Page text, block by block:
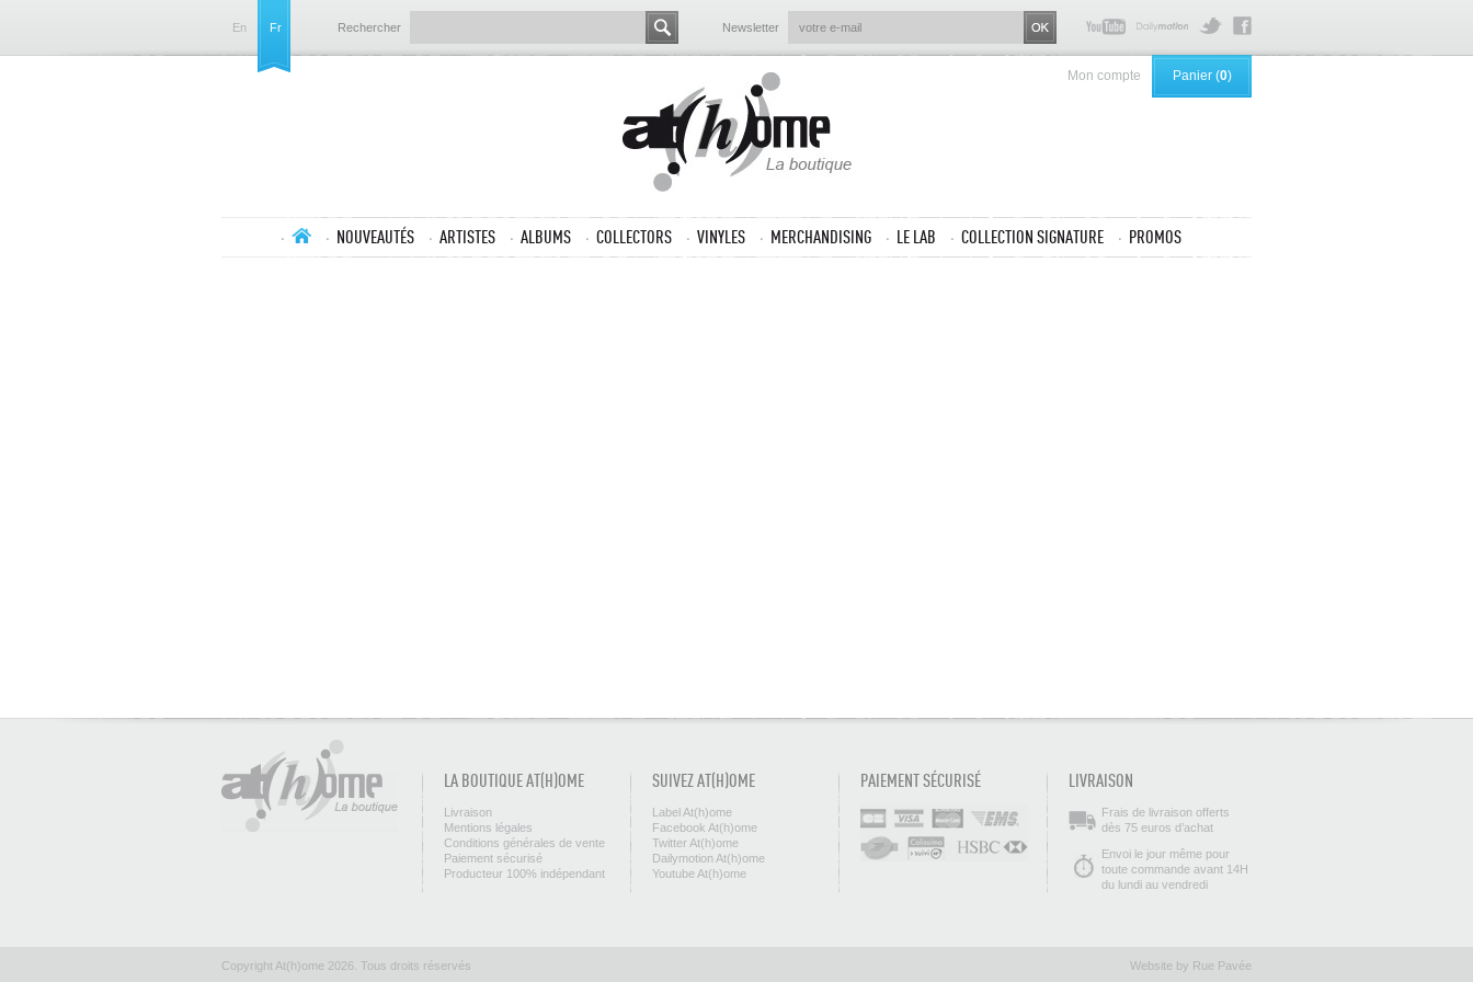
En Fr Rechercher Newsletter
Mon compte Panier (0)
NOUVEAUTÉS ARTISTES ALBUMS COLLECTORS VINYLES MERCHANDISING LE LAB COLLECTION SIGNATURE PROMOS
LA BOUTIQUE AT(H)OME
Livraison
Mentions légales
Conditions générales de vente
Paiement sécurisé
Producteur 100% indépendant
SUIVEZ AT(H)OME
Label At(h)ome
Facebook At(h)ome
Twitter At(h)ome
Dailymotion At(h)ome
Youtube At(h)ome
PAIEMENT SÉCURISÉ LIVRAISON
Frais de livraison offerts
dès 75 euros d’achat
Envoi le jour même pour
toute commande avant 14H
du lundi au vendredi
Copyright At(h)ome 2026. Tous droits réservés Website by Rue Pavée